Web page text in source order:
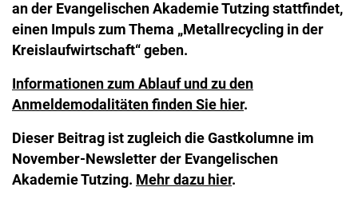
an der Evangelischen Akademie Tutzing stattfindet,
einen Impuls zum Thema „Metallrecycling in der
Kreislaufwirtschaft“ geben.
Informationen zum Ablauf und zu den
Anmeldemodalitäten finden Sie hier.
Dieser Beitrag ist zugleich die Gastkolumne im
November-Newsletter der Evangelischen
Akademie Tutzing. Mehr dazu hier.